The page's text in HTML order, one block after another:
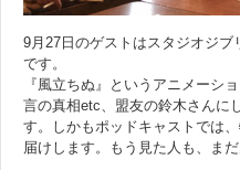
9月27日のゲストはスタジオジ
です。
『風立ちぬ』というアニメーシ
言の真相etc、盟友の鈴木さんに
す。しかもポッドキャストでは
届けします。もう見た人も、ま